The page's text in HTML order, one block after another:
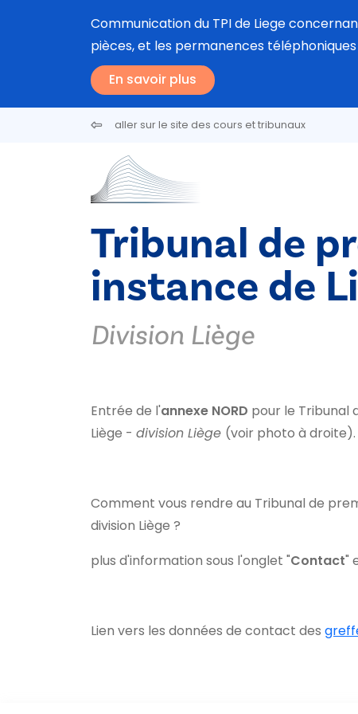
Communication du TPI de Liege
pièces, et les permanences téléphoniques
En savoir plus
aller sur le site des cours et tribunaux
Tribunal de
instance de
Division Liège
Entrée de l'annexe NORD pour le Tribunal
Liège - division Liège (voir photo à droite).
Comment vous rendre au Tribunal de
division Liège ?
plus d'information sous l'onglet "Contact"
Lien vers les données de contact des